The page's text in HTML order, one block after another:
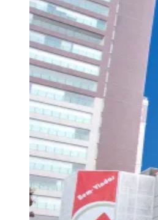
Para Sua Empresa
Anuncie Regional
Guia de Empresas
Vagas na Região Novo
Hub de Negócios
Guia Comercial
Selo Verificado
Portal Educacional
Agenda de Vestibulares
Vagas de Emprego
Concursos
Panorama Econômico
Panorama Econômico
Para Sua Empresa